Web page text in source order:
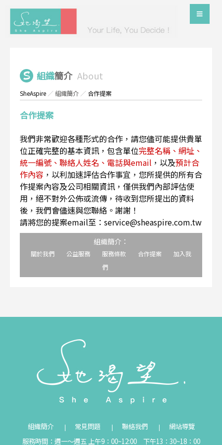
組織簡介 About
SheAspire ／組織簡介 ／ 合作提案
合作提案
我們非常歡迎各種形式的合作，請您儘可能提供貴單
位正確完整的基本資訊，包含單位完整名稱、網址、
統一編號、聯絡人姓名、電話與email ，以及預計合
作內容 ，以利加速評估合作事宜，您所提供的所有合
作提案內容及公司相關資訊，僅供我們內部評估使
用，絕不對外公佈或流傳，待收到您所提出的資料
後，我們會儘速與您聯絡。謝謝！
請將您的提案email至：service@sheaspire.com.tw
組織簡介：
關於我們 公益服務 服務條款 合作提案
加入我
們
組織簡介 常見問題 聯絡我們
網站導覽
服務時間：週一～週五 上午9：00~12:00 下午13：30~18：00